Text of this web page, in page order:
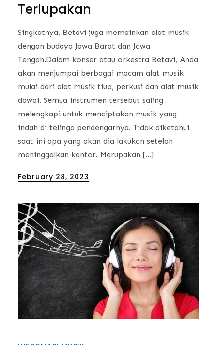
Terlupakan
Singkatnya, Betavi juga memainkan alat musik
dengan budaya Jawa Barat dan Jawa
Tengah.Dalam konser atau orkestra Betavi, Anda
akan menjumpai berbagai macam alat musik
mulai dari alat musik tiup, perkusi dan alat musik
dawai. Semua instrumen tersebut saling
melengkapi untuk menciptakan musik yang
indah di telinga pendengarnya. Tidak diketahui
saat ini apa yang akan dia lakukan setelah
meninggalkan kantor. Merupakan […]
Posted
February 28, 2023